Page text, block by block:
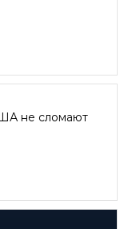
не сломают